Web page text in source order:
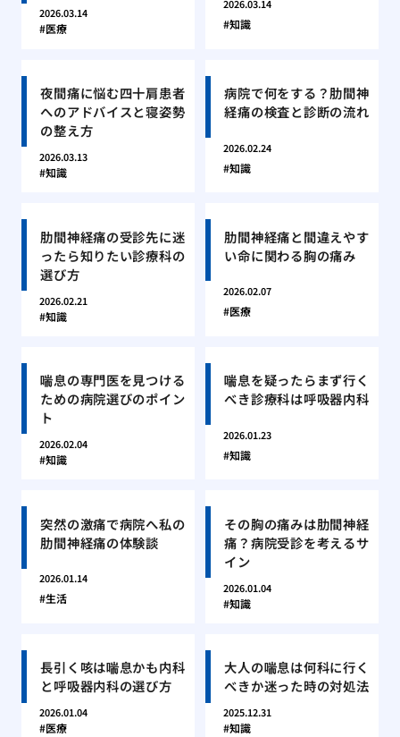
2026.03.14
医療
2026.03.14
知識
夜間痛に悩む四十肩患者
へのアドバイスと寝姿勢
の整え方
2026.03.13
知識
病院で何をする？肋間神
経痛の検査と診断の流れ
2026.02.24
知識
肋間神経痛の受診先に迷
ったら知りたい診療科の
選び方
2026.02.21
知識
肋間神経痛と間違えやす
い命に関わる胸の痛み
2026.02.07
医療
喘息の専門医を見つける
ための病院選びのポイン
ト
2026.02.04
知識
喘息を疑ったらまず行く
べき診療科は呼吸器内科
2026.01.23
知識
突然の激痛で病院へ私の
肋間神経痛の体験談
2026.01.14
生活
その胸の痛みは肋間神経
痛？病院受診を考えるサ
イン
2026.01.04
知識
長引く咳は喘息かも内科
と呼吸器内科の選び方
2026.01.04
医療
大人の喘息は何科に行く
べきか迷った時の対処法
2025.12.31
知識